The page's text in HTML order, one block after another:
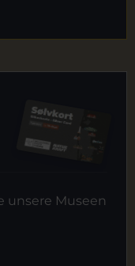
unsere Museen